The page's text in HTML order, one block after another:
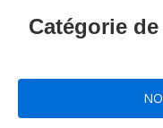
Catégorie